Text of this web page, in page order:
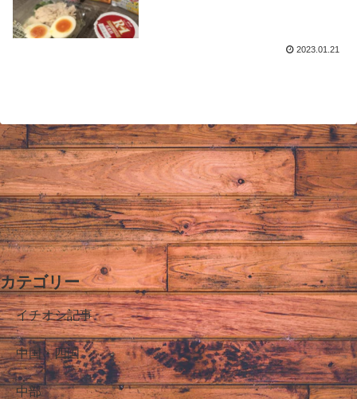
2023.01.21
カテゴリー
イチオシ記事
中国・四国
中部